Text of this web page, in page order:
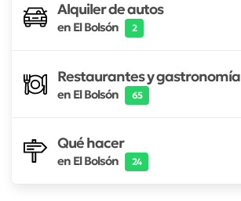
Alquiler de autos
en El Bolsón 2
Restaurantes y gastronomía
en El Bolsón 65
Qué hacer
en El Bolsón 24